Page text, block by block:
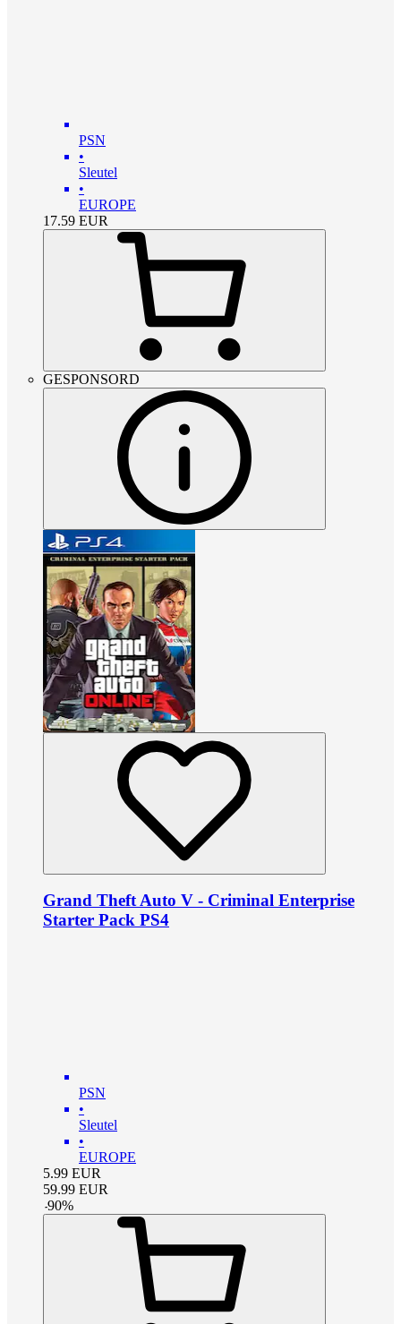
PSN
•
Sleutel
•
EUROPE
17.59 EUR
GESPONSORD
Grand Theft Auto V - Criminal Enterprise
Starter Pack PS4
PSN
•
Sleutel
•
EUROPE
5.99 EUR
59.99 EUR
-90%